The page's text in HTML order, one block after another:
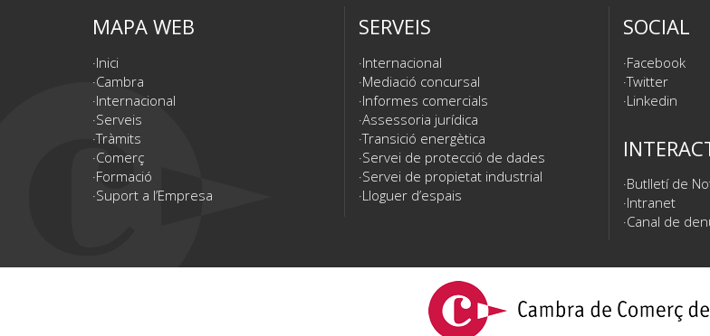
MAPA WEB
Inici
Cambra
Internacional
Serveis
Tràmits
Comerç
Formació
Suport a l’Empresa
SERVEIS
Internacional
Mediació concursal
Informes comercials
Assessoria jurídica
Transició energètica
Servei de protecció de dades
Servei de propietat industrial
Lloguer d’espais
SOCIAL
Facebook
Twitter
Linkedin
Butlletí de
Intranet
Canal de